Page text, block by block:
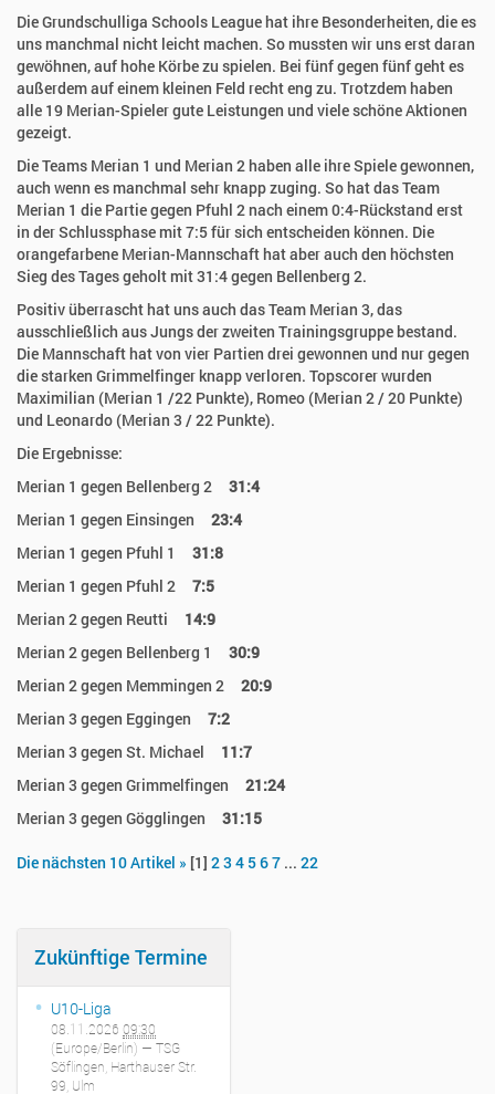
Die Grundschulliga Schools League hat ihre Besonderheiten, die es
uns manchmal nicht leicht machen. So mussten wir uns erst daran
gewöhnen, auf hohe Körbe zu spielen. Bei fünf gegen fünf geht es
außerdem auf einem kleinen Feld recht eng zu. Trotzdem haben
alle 19 Merian-Spieler gute Leistungen und viele schöne Aktionen
gezeigt.
Die Teams Merian 1 und Merian 2 haben alle ihre Spiele gewonnen,
auch wenn es manchmal sehr knapp zuging. So hat das Team
Merian 1 die Partie gegen Pfuhl 2 nach einem 0:4-Rückstand erst
in der Schlussphase mit 7:5 für sich entscheiden können. Die
orangefarbene Merian-Mannschaft hat aber auch den höchsten
Sieg des Tages geholt mit 31:4 gegen Bellenberg 2.
Positiv überrascht hat uns auch das Team Merian 3, das
ausschließlich aus Jungs der zweiten Trainingsgruppe bestand.
Die Mannschaft hat von vier Partien drei gewonnen und nur gegen
die starken Grimmelfinger knapp verloren. Topscorer wurden
Maximilian (Merian 1 /22 Punkte), Romeo (Merian 2 / 20 Punkte)
und Leonardo (Merian 3 / 22 Punkte).
Die Ergebnisse:
Merian 1 gegen Bellenberg 2 31:4
Merian 1 gegen Einsingen 23:4
Merian 1 gegen Pfuhl 1
31:8
Merian 1 gegen Pfuhl 2 7:5
Merian 2 gegen Reutti 14:9
Merian 2 gegen Bellenberg 1 30:9
Merian 2 gegen Memmingen 2 20:9
Merian 3 gegen Eggingen 7:2
Merian 3 gegen St. Michael 11:7
Merian 3 gegen Grimmelfingen 21:24
Merian 3 gegen Gögglingen 31:15
Die nächsten 10 Artikel » [1] 23 4 567 ... 22
Zukünftige Termine
U10-Liga
08.11.2026 09:30
(Europe/Berlin) — TSG
Söflingen, Harthauser Str.
99, Ulm